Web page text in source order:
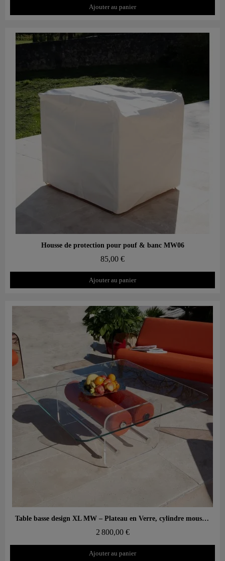
Ajouter au panier
Aperçu rapide
Housse de protection pour pouf & banc MW06
85,00 €
Ajouter au panier
Aperçu rapide Table basse design XL MW – Plateau en Verre, cylindre mousse alvéolaire
2 800,00 €
Ajouter au panier